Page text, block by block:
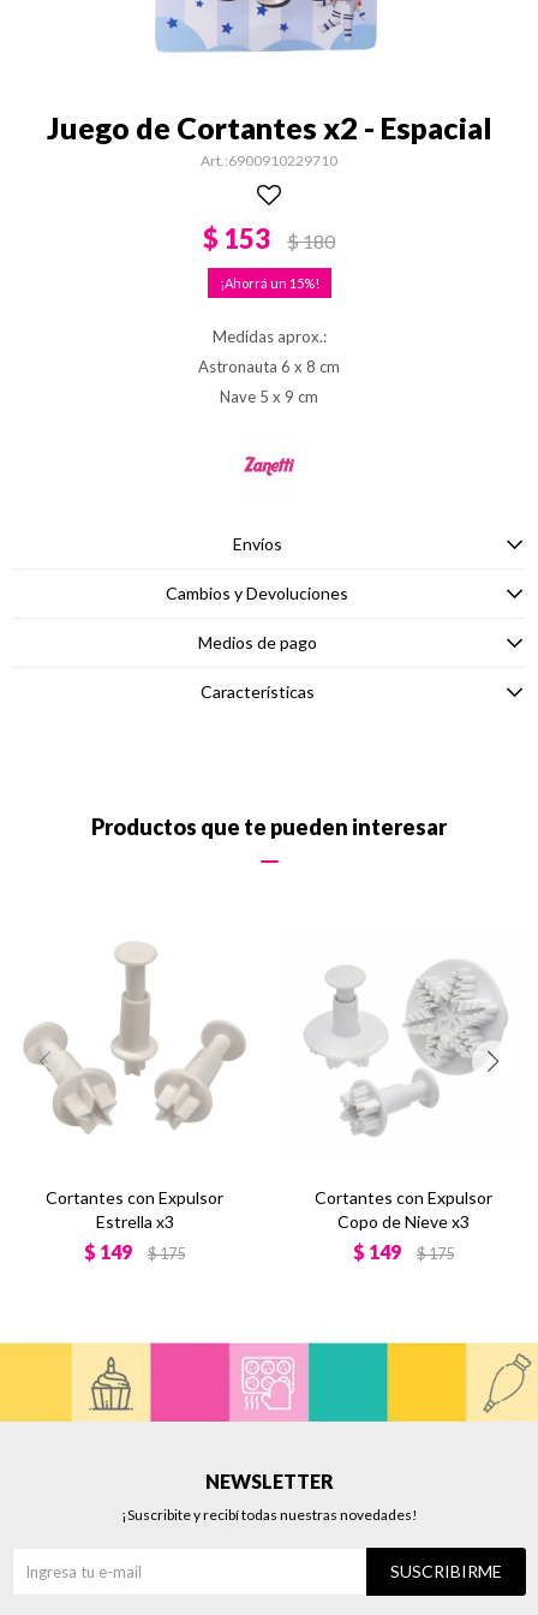
Juego de Cortantes x2 - Espacial
6900910229710
$ 153 $180
15
Medidas aprox.:
Astronauta 6 x 8 cm
Nave 5 x 9 cm
Envíos
Cambios y Devoluciones
Medios de pago
Características
Productos que te pueden interesar
Cortantes con Expulsor
Estrella x3
$ 149 $175
Cortantes con Expulsor
Copo de Nieve x3
$ 149 $175
NEWSLETTER
¡Suscribite y recibí todas nuestras novedades!
SUSCRIBIRME